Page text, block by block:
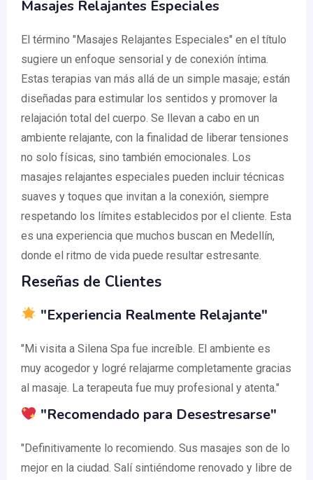
Masajes Relajantes Especiales
El término "Masajes Relajantes Especiales" en el título
sugiere un enfoque sensorial y de conexión íntima.
Estas terapias van más allá de un simple masaje; están
diseñadas para estimular los sentidos y promover la
relajación total del cuerpo. Se llevan a cabo en un
ambiente relajante, con la finalidad de liberar tensiones
no solo físicas, sino también emocionales. Los
masajes relajantes especiales pueden incluir técnicas
suaves y toques que invitan a la conexión, siempre
respetando los límites establecidos por el cliente. Esta
es una experiencia que muchos buscan en Medellín,
donde el ritmo de vida puede resultar estresante.
Reseñas de Clientes
"Experiencia Realmente Relajante"
"Mi visita a Silena Spa fue increíble. El ambiente es
muy acogedor y logré relajarme completamente gracias
al masaje. La terapeuta fue muy profesional y atenta."
"Recomendado para Desestresarse"
"Definitivamente lo recomiendo. Sus masajes son de lo
mejor en la ciudad. Salí sintiéndome renovado y libre de